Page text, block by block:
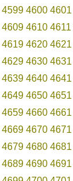
4599 4600 4601
4609 4610 4611
4619 4620 4621
4629 4630 4631
4639 4640 4641
4649 4650 4651
4659 4660 4661
4669 4670 4671
4679 4680 4681
4689 4690 4691